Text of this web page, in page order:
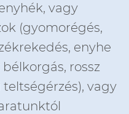
vagy
(gyomorégés,
enyhe
rossz
vagy